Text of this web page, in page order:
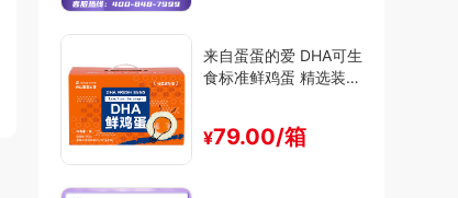
来自蛋蛋的爱 DHA可生
食标准鲜鸡蛋 精选装
¥79.00/箱